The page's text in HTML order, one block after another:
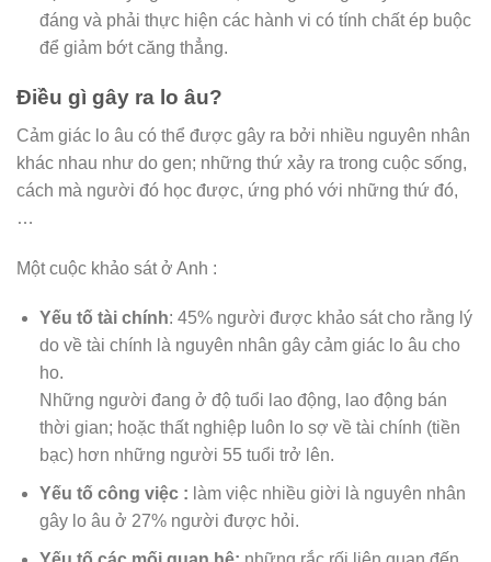
đáng và phải thực hiện các hành vi có tính chất ép buộc
để giảm bớt căng thẳng.
Điều gì gây ra lo âu?
Cảm giác lo âu có thể được gây ra bởi nhiều nguyên nhân
khác nhau như do gen; những thứ xảy ra trong cuộc sống,
cách mà người đó học được, ứng phó với những thứ đó,
…
Một cuộc khảo sát ở Anh :
Yếu tố tài chính: 45% người được khảo sát cho rằng lý
do về tài chính là nguyên nhân gây cảm giác lo âu cho
ho.
Những người đang ở độ tuổi lao động, lao động bán
thời gian; hoặc thất nghiệp luôn lo sợ về tài chính (tiền
bạc) hơn những người 55 tuổi trở lên.
Yếu tố công việc : làm việc nhiều giời là nguyên nhân
gây lo âu ở 27% người được hỏi.